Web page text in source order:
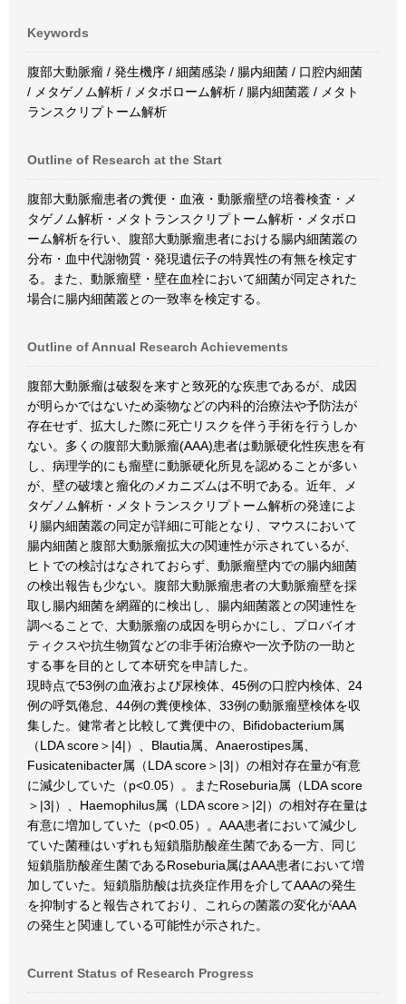
Keywords
腹部大動脈瘤 / 発生機序 / 細菌感染 / 腸内細菌 / 口腔内細菌
/ メタゲノム解析 / メタボローム解析 / 腸内細菌叢 / メタト
ランスクリプトーム解析
Outline of Research at the Start
腹部大動脈瘤患者の糞便・血液・動脈瘤壁の培養検査・メ
タゲノム解析・メタトランスクリプトーム解析・メタボロ
ーム解析を行い、腹部大動脈瘤患者における腸内細菌叢の
分布・血中代謝物質・発現遺伝子の特異性の有無を検定す
る。また、動脈瘤壁・壁在血栓において細菌が同定された
場合に腸内細菌叢との一致率を検定する。
Outline of Annual Research Achievements
腹部大動脈瘤は破裂を来すと致死的な疾患であるが、成因
が明らかではないため薬物などの内科的治療法や予防法が
存在せず、拡大した際に死亡リスクを伴う手術を行うしか
ない。多くの腹部大動脈瘤(AAA)患者は動脈硬化性疾患を有
し、病理学的にも瘤壁に動脈硬化所見を認めることが多い
が、壁の破壊と瘤化のメカニズムは不明である。近年、メ
タゲノム解析・メタトランスクリプトーム解析の発達によ
り腸内細菌叢の同定が詳細に可能となり、マウスにおいて
腸内細菌と腹部大動脈瘤拡大の関連性が示されているが、
ヒトでの検討はなされておらず、動脈瘤壁内での腸内細菌
の検出報告も少ない。腹部大動脈瘤患者の大動脈瘤壁を採
取し腸内細菌を網羅的に検出し、腸内細菌叢との関連性を
調べることで、大動脈瘤の成因を明らかにし、プロバイオ
ティクスや抗生物質などの非手術治療や一次予防の一助と
する事を目的として本研究を申請した。
現時点で53例の血液および尿検体、45例の口腔内検体、24
例の呼気倦怠、44例の糞便検体、33例の動脈瘤壁検体を収
集した。健常者と比較して糞便中の、Bifidobacterium属
（LDA score＞|4|）、Blautia属、Anaerostipes属、
Fusicatenibacter属（LDA score＞|3|）の相対存在量が有意
に減少していた（p<0.05）。またRoseburia属（LDA score
＞|3|）、Haemophilus属（LDA score＞|2|）の相対存在量は
有意に増加していた（p<0.05）。AAA患者において減少し
ていた菌種はいずれも短鎖脂肪酸産生菌である一方、同じ
短鎖脂肪酸産生菌であるRoseburia属はAAA患者において増
加していた。短鎖脂肪酸は抗炎症作用を介してAAAの発生
を抑制すると報告されており、これらの菌叢の変化がAAA
の発生と関連している可能性が示された。
Current Status of Research Progress